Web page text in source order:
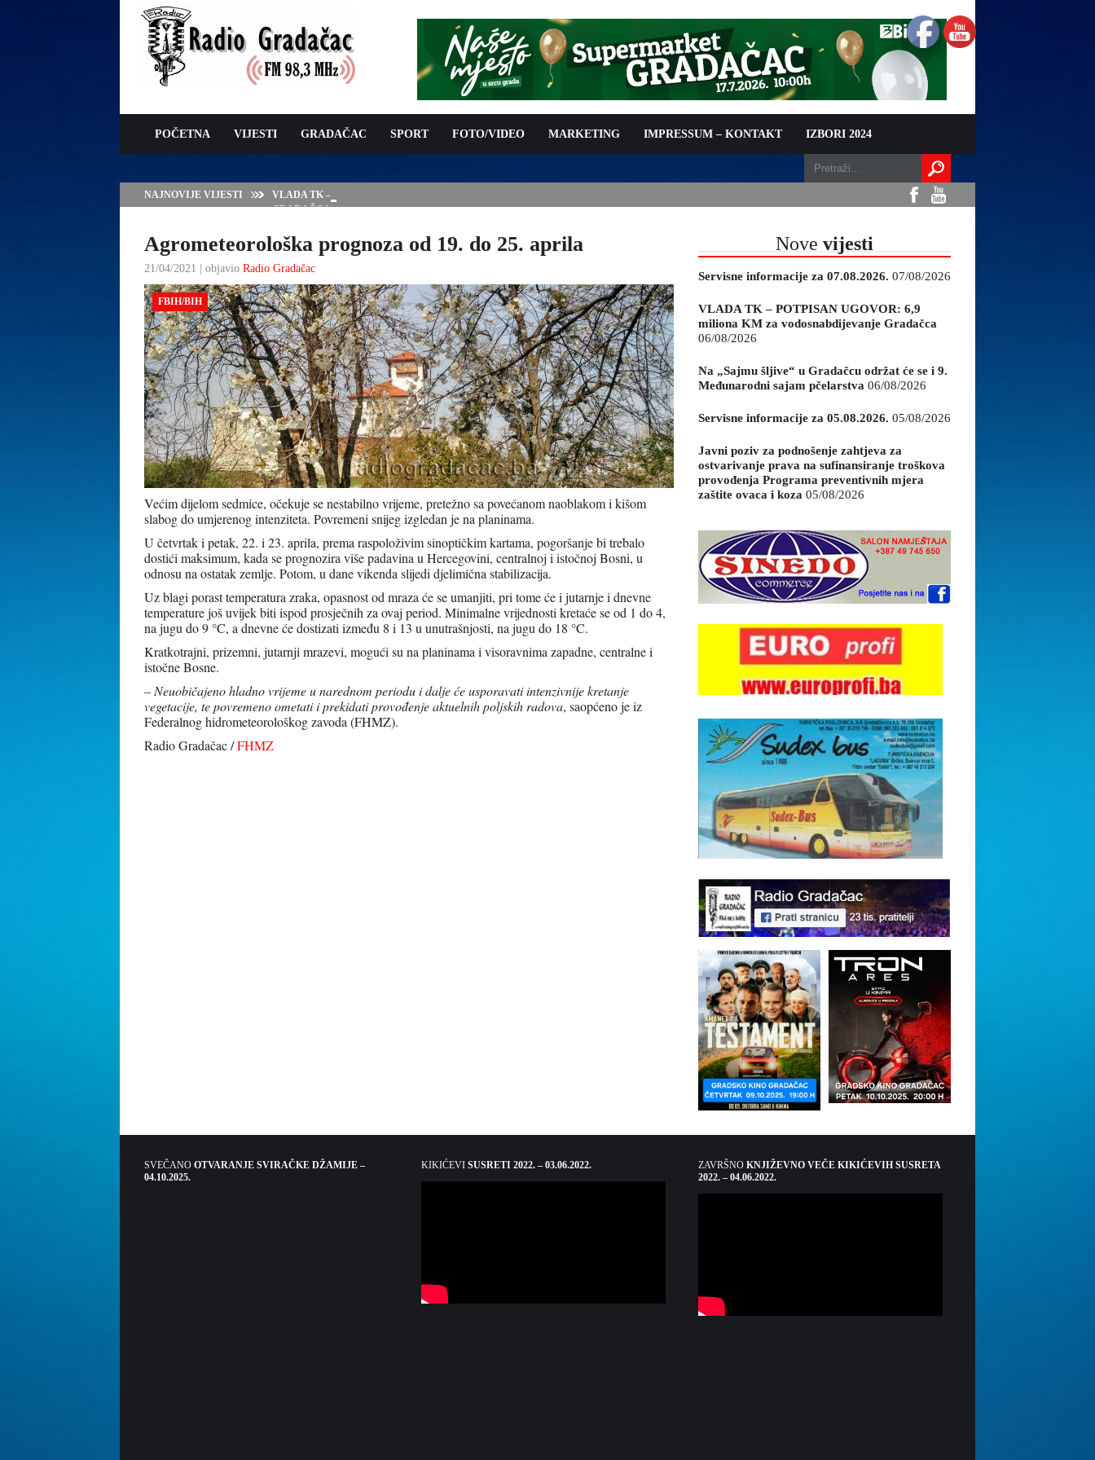
POČETNA VIJESTI GRADAČAC SPORT FOTO/VIDEO MARKETING IMPRESSUM – KONTAKT IZBORI 2024
NAJNOVIJE VIJESTI
VLADA TK – POTPISAN UGOVOR: 6,9 MILIONA KM ZA VODOSNABDIJEVANJE
GRADAČCA
Agrometeorološka prognoza od 19. do 25. aprila
21/04/2021 | objavio Radio Gradačac
FBIH/BIH
Većim dijelom sedmice, očekuje se nestabilno vrijeme, pretežno sa povećanom naoblakom i kišom
slabog do umjerenog intenziteta. Povremeni snijeg izgledan je na planinama.
U četvrtak i petak, 22. i 23. aprila, prema raspoloživim sinoptičkim kartama, pogoršanje bi trebalo
dostići maksimum, kada se prognozira više padavina u Hercegovini, centralnoj i istočnoj Bosni, u
odnosu na ostatak zemlje. Potom, u dane vikenda slijedi djelimična stabilizacija.
Uz blagi porast temperatura zraka, opasnost od mraza će se umanjiti, pri tome će i jutarnje i dnevne
temperature još uvijek biti ispod prosječnih za ovaj period. Minimalne vrijednosti kretaće se od 1 do 4,
na jugu do 9 °C, a dnevne će dostizati između 8 i 13 u unutrašnjosti, na jugu do 18 °C.
Kratkotrajni, prizemni, jutarnji mrazevi, mogući su na planinama i visoravnima zapadne, centralne i
istočne Bosne.
– Neuobičajeno hladno vrijeme u narednom periodu i dalje će usporavati intenzivnije kretanje
vegetacije, te povremeno ometati i prekidati provođenje aktuelnih poljskih radova, saopćeno je iz
Federalnog hidrometeorološkog zavoda (FHMZ).
Radio Gradačac /FHMZ
Nove vijesti
Servisne informacije za 07.08.2026. 07/08/2026
VLADA TK – POTPISAN UGOVOR: 6,9
miliona KM za vodosnabdijevanje Gradačca
06/08/2026
Na „Sajmu šljive“ u Gradačcu održat će se i 9.
Međunarodni sajam pčelarstva 06/08/2026
Servisne informacije za 05.08.2026. 05/08/2026
Javni poziv za podnošenje zahtjeva za
ostvarivanje prava na sufinansiranje troškova
provođenja Programa preventivnih mjera
zaštite ovaca i koza 05/08/2026
SVEČANO OTVARANJE SVIRAČKE DŽAMIJE –
04.10.2025.
KIKIĆEVI SUSRETI 2022. – 03.06.2022. ZAVRŠNO KNJIŽEVNO VEČE KIKIĆEVIH SUSRETA
2022. – 04.06.2022.